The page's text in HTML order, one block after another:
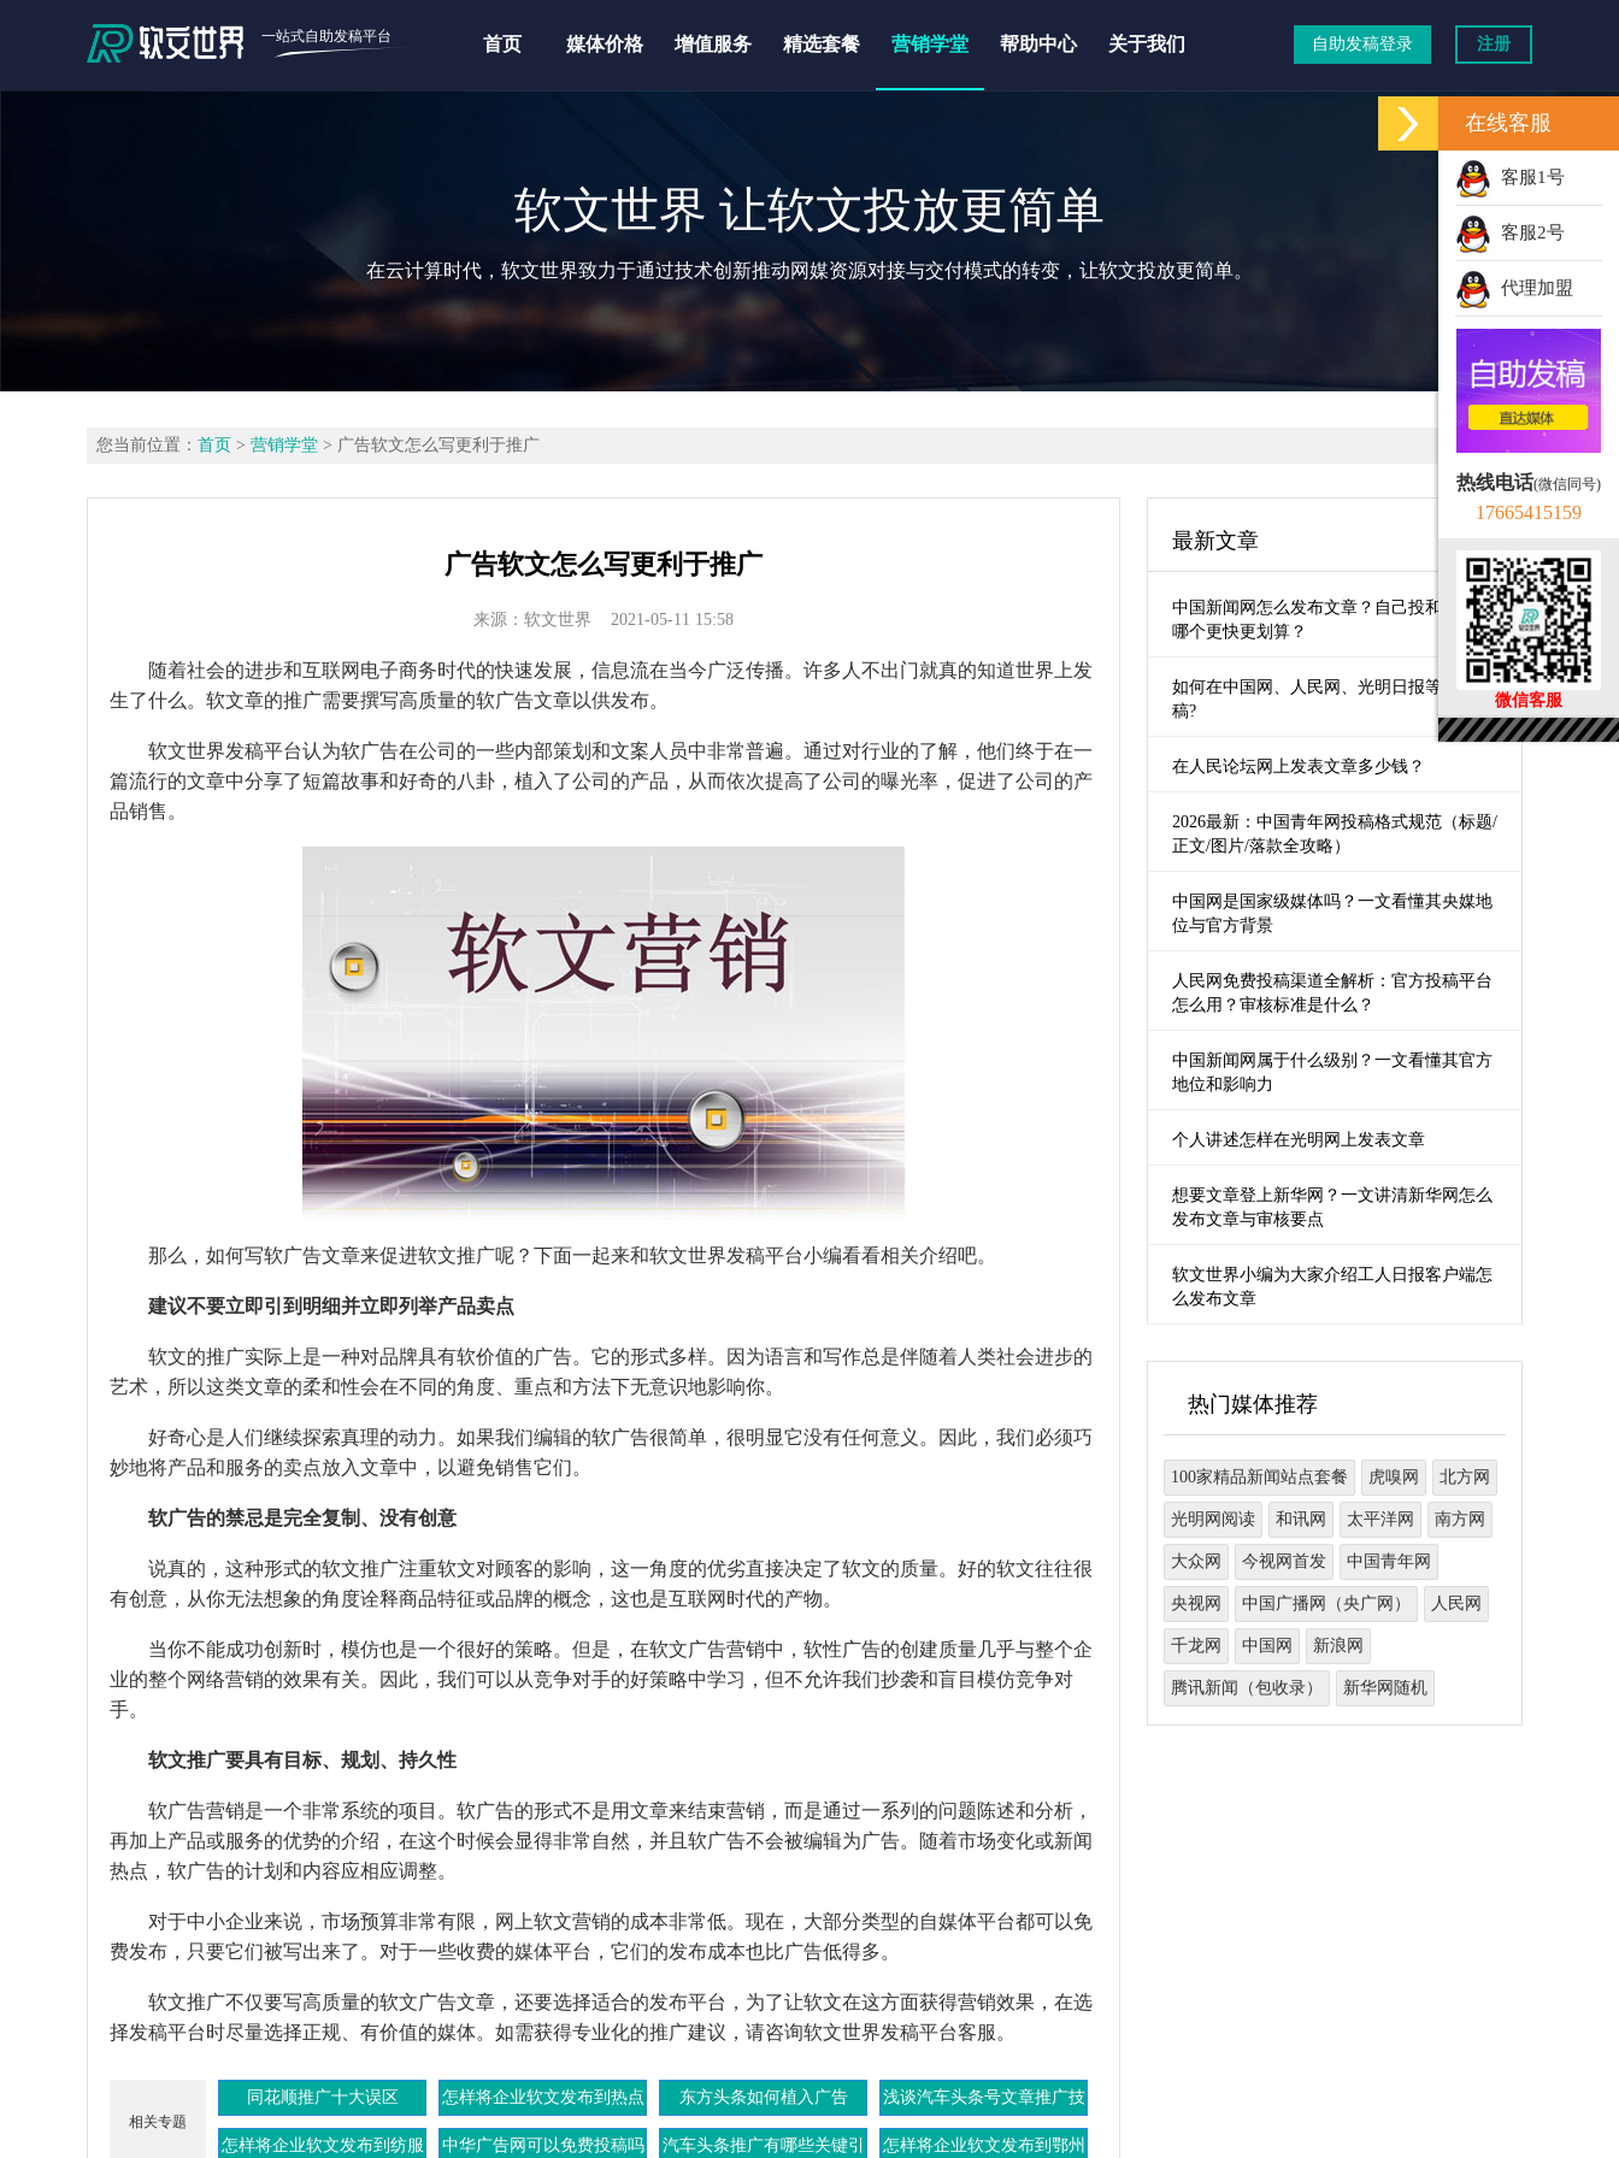
一站式自助发稿平台 首页 媒体价格 增值服务 精选套餐 营销学堂 帮助中心 关于我们 自助发稿登录 注册
软文世界 让软文投放更简单
在云计算时代，软文世界致力于通过技术创新推动网媒资源对接与交付模式的转变，让软文投放更简单。
您当前位置： 首页 > 营销学堂 > 广告软文怎么写更利于推广
广告软文怎么写更利于推广
来源：软文世界 2021-05-11 15:58
随着社会的进步和互联网电子商务时代的快速发展，信息流在当今广泛传播。许多人不出门就真的知道世界上发
生了什么。软文章的推广需要撰写高质量的软广告文章以供发布。
软文世界发稿平台认为软广告在公司的一些内部策划和文案人员中非常普遍。通过对行业的了解，他们终于在一
篇流行的文章中分享了短篇故事和好奇的八卦，植入了公司的产品，从而依次提高了公司的曝光率，促进了公司的产
品销售。
那么，如何写软广告文章来促进软文推广呢？下面一起来和软文世界发稿平台小编看看相关介绍吧。
建议不要立即引到明细并立即列举产品卖点
软文的推广实际上是一种对品牌具有软价值的广告。它的形式多样。因为语言和写作总是伴随着人类社会进步的
艺术，所以这类文章的柔和性会在不同的角度、重点和方法下无意识地影响你。
好奇心是人们继续探索真理的动力。如果我们编辑的软广告很简单，很明显它没有任何意义。因此，我们必须巧
妙地将产品和服务的卖点放入文章中，以避免销售它们。
软广告的禁忌是完全复制、没有创意
说真的，这种形式的软文推广注重软文对顾客的影响，这一角度的优劣直接决定了软文的质量。好的软文往往很
有创意，从你无法想象的角度诠释商品特征或品牌的概念，这也是互联网时代的产物。
当你不能成功创新时，模仿也是一个很好的策略。但是，在软文广告营销中，软性广告的创建质量几乎与整个企
业的整个网络营销的效果有关。因此，我们可以从竞争对手的好策略中学习，但不允许我们抄袭和盲目模仿竞争对
手。
软文推广要具有目标、规划、持久性
软广告营销是一个非常系统的项目。软广告的形式不是用文章来结束营销，而是通过一系列的问题陈述和分析，
再加上产品或服务的优势的介绍，在这个时候会显得非常自然，并且软广告不会被编辑为广告。随着市场变化或新闻
热点，软广告的计划和内容应相应调整。
对于中小企业来说，市场预算非常有限，网上软文营销的成本非常低。现在，大部分类型的自媒体平台都可以免
费发布，只要它们被写出来了。对于一些收费的媒体平台，它们的发布成本也比广告低得多。
软文推广不仅要写高质量的软文广告文章，还要选择适合的发布平台，为了让软文在这方面获得营销效果，在选
择发稿平台时尽量选择正规、有价值的媒体。如需获得专业化的推广建议，请咨询软文世界发稿平台客服。
相关专题
同花顺推广十大误区
怎样将企业软文发布到热点
娱乐网上
东方头条如何植入广告
浅谈汽车头条号文章推广技
巧
怎样将企业软文发布到纺服
中华广告网可以免费投稿吗 汽车头条推广有哪些关键引 怎样将企业软文发布到鄂州
最新文章
中国新闻网怎么发布文章？自己投和第三方
哪个更快更划算？
如何在中国网、人民网、光明日报等媒体发
稿?
在人民论坛网上发表文章多少钱？
2026最新：中国青年网投稿格式规范（标题/
正文/图片/落款全攻略）
中国网是国家级媒体吗？一文看懂其央媒地
位与官方背景
人民网免费投稿渠道全解析：官方投稿平台
怎么用？审核标准是什么？
中国新闻网属于什么级别？一文看懂其官方
地位和影响力
个人讲述怎样在光明网上发表文章
想要文章登上新华网？一文讲清新华网怎么
发布文章与审核要点
软文世界小编为大家介绍工人日报客户端怎
么发布文章
热门媒体推荐
100家精品新闻站点套餐 虎嗅网 北方网
光明网阅读 和讯网 太平洋网 南方网
大众网 今视网首发 中国青年网
央视网 中国广播网（央广网） 人民网
千龙网 中国网 新浪网
腾讯新闻（包收录） 新华网随机
在线客服
客服1号
客服2号
代理加盟
热线电话(微信同号)
17665415159
微信客服